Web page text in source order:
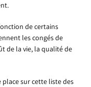
de certains
les congés de
de la vie, la qualité de
place sur cette liste des